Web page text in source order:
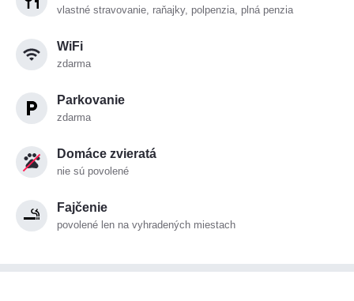
vlastné stravovanie, raňajky, polpenzia, plná penzia
WiFi
zdarma
Parkovanie
zdarma
Domáce zvieratá
nie sú povolené
Fajčenie
povolené len na vyhradených miestach